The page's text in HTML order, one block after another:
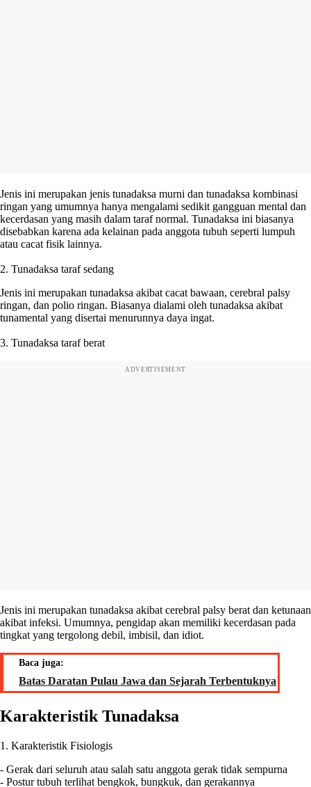
Jenis ini merupakan jenis tunadaksa murni dan tunadaksa kombinasi
ringan yang umumnya hanya mengalami sedikit gangguan mental dan
kecerdasan yang masih dalam taraf normal. Tunadaksa ini biasanya
disebabkan karena ada kelainan pada anggota tubuh seperti lumpuh
atau cacat fisik lainnya.
2. Tunadaksa taraf sedang
Jenis ini merupakan tunadaksa akibat cacat bawaan, cerebral palsy
ringan, dan polio ringan. Biasanya dialami oleh tunadaksa akibat
tunamental yang disertai menurunnya daya ingat.
3. Tunadaksa taraf berat
ADVERTISEMENT
Jenis ini merupakan tunadaksa akibat cerebral palsy berat dan ketunaan
akibat infeksi. Umumnya, pengidap akan memiliki kecerdasan pada
tingkat yang tergolong debil, imbisil, dan idiot.
Baca juga:
Batas Daratan Pulau Jawa dan Sejarah Terbentuknya
Karakteristik Tunadaksa
1. Karakteristik Fisiologis
- Gerak dari seluruh atau salah satu anggota gerak tidak sempurna
- Postur tubuh terlihat bengkok, bungkuk, dan gerakannya